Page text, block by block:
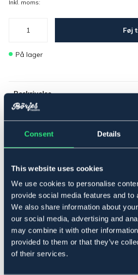
Consent Details
This website uses cookies
We use cookies to personalise
provide social media features and to
We also share information about
our social media, advertising and
may combine it with other
provided to them or that they’ve
of their services.
Inkl. moms:
Føj
På lager
Beskrivelse
Tea-Tree Body Wash är den
hästar med känslig eller irriterad
kraften i tea tree-olja lugnar klåda,
talgproduktionen – för frisk hud,
rengör skonsamt men effektivt, utan
Samtidigt tillförs fukt och näring till
vilket gör pälsen silkeslen och
doften ger dessutom en fräsch och
varje tvätt.
Idealisk för känslig hud, vid
pälsbyte. Växtbaserad & silikonfri –
häst och miljö.
Storlek: 500 ml